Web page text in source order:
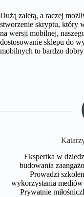
Dużą zaletą, a raczej
stworzenie skryptu, który
na wersji mobilnej,
dostosowanie sklepu do
mobilnych to bardzo
Ekspertka w
budowania
Prowadzi
wykorzystania mediów
Prywatnie